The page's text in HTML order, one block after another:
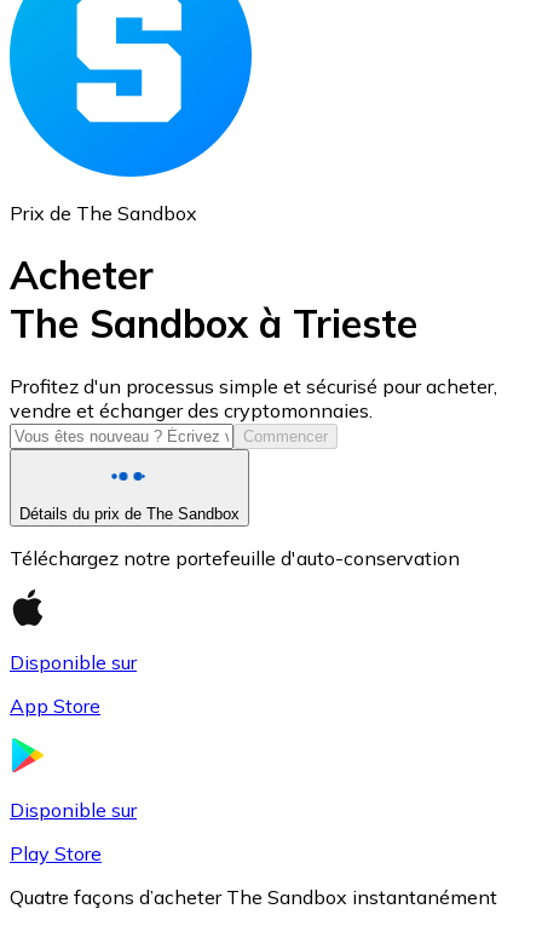
Ethereum
ETH
USD Coin
USDC
Prix de The Sandbox
Acheter
The Sandbox à Trieste
Profitez d'un processus simple et sécurisé pour acheter,
vendre et échanger des cryptomonnaies.
Commencer
Détails du prix de The Sandbox
Téléchargez notre portefeuille d'auto-conservation
Disponible sur
App Store
Disponible sur
Play Store
Quatre façons d’acheter The Sandbox instantanément